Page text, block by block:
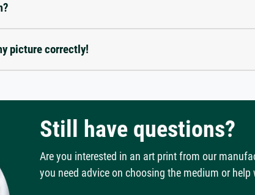
picture correctly!
Still have questions?
Are you interested in an art print from our
you need advice on choosing the medium or help